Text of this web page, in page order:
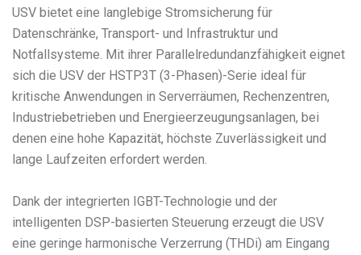
USV bietet eine langlebige Stromsicherung für
Datenschränke, Transport- und Infrastruktur und
Notfallsysteme. Mit ihrer Parallelredundanzfähigkeit eignet
sich die USV der HSTP3T (3-Phasen)-Serie ideal für
kritische Anwendungen in Serverräumen, Rechenzentren,
Industriebetrieben und Energieerzeugungsanlagen, bei
denen eine hohe Kapazität, höchste Zuverlässigkeit und
lange Laufzeiten erfordert werden.
Dank der integrierten IGBT-Technologie und der
intelligenten DSP-basierten Steuerung erzeugt die USV
eine geringe harmonische Verzerrung (THDi) am Eingang